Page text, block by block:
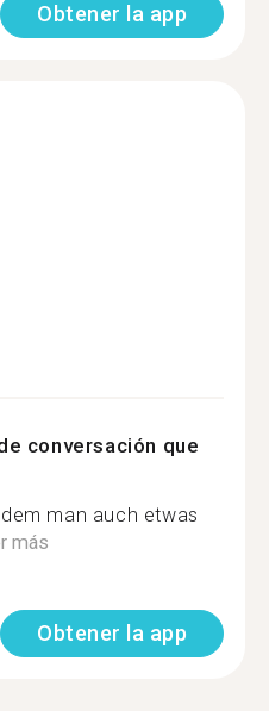
Obtener la app
conversación que
man auch etwas
más
Obtener la app